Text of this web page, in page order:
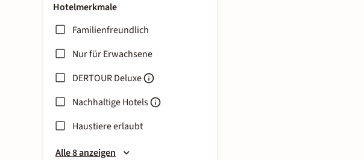
Hotelmerkmale
Familienfreundlich
Nur für Erwachsene
DERTOUR Deluxe
Nachhaltige Hotels
Haustiere erlaubt
Alle 8 anzeigen